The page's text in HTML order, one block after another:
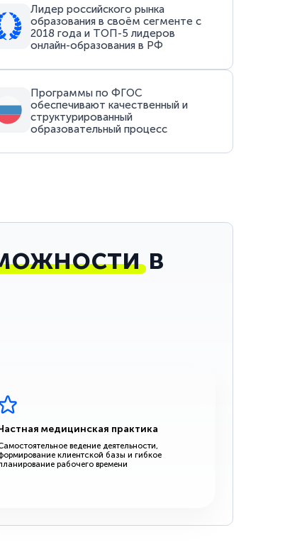
Лидер российского рынка
образования в своём сегменте с
2018 года и ТОП-5 лидеров
онлайн-образования в РФ
Программы по ФГОС
обеспечивают качественный и
структурированный
образовательный процесс
в
медицинская практика
ведение деятельности,
клиентской базы и гибкое
рабочего времени